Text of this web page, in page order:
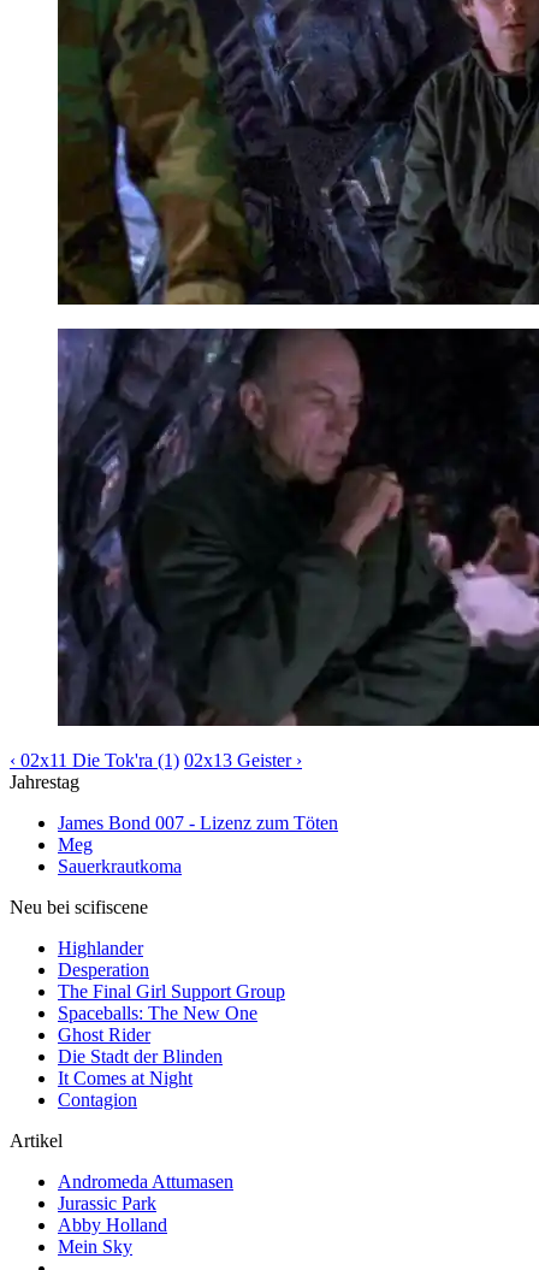
‹ 02x11 Die Tok'ra (1) 02x13 Geister ›
Jahrestag
James Bond 007 - Lizenz zum Töten
Meg
Sauerkrautkoma
Neu bei scifiscene
Highlander
Desperation
The Final Girl Support Group
Spaceballs: The New One
Ghost Rider
Die Stadt der Blinden
It Comes at Night
Contagion
Artikel
Andromeda Attumasen
Jurassic Park
Abby Holland
Mein Sky